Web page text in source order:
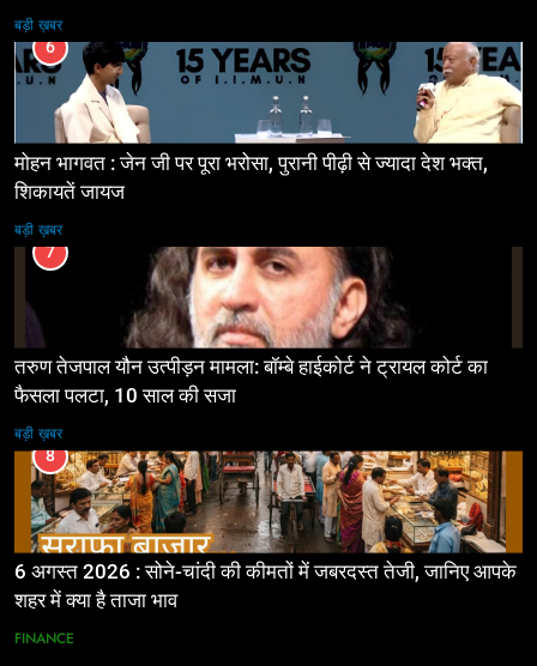
बड़ी ख़बर
6
मोहन भागवत : जेन जी पर पूरा भरोसा, पुरानी पीढ़ी से ज्यादा देश भक्त,
शिकायतें जायज
बड़ी ख़बर
7
तरुण तेजपाल यौन उत्पीड़न मामला: बॉम्बे हाईकोर्ट ने ट्रायल कोर्ट का
फैसला पलटा, 10 साल की सजा
बड़ी ख़बर
8
6 अगस्त 2026 : सोने-चांदी की कीमतों में जबरदस्त तेजी, जानिए आपके
शहर में क्या है ताजा भाव
FINANCE